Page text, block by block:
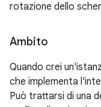
rotazione dello
Ambito
Quando crei
che implementa
Può trattarsi di una